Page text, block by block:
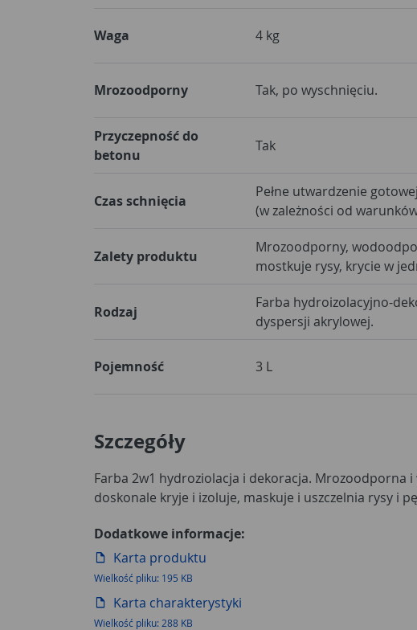
Waga 4 kg
Mrozoodporny Tak, po wyschnięciu.
Przyczepność do
betonu
Tak
Czas schnięcia
Pełne utwardzenie
Zalety produktu
Mrozoodporny,
mostkuje rysy, krycie w
Rodzaj
Farba hydroizolacyjno-
dyspersji akrylowej.
Pojemność 3 L
Szczegóły
Farba 2w1 hydroziolacja i dekoracja. Mrozoodporna
doskonale kryje i izoluje, maskuje i uszczelnia rysy i
Dodatkowe informacje:
Karta produktu
Wielkość pliku: 195 KB
Karta charakterystyki
Wielkość pliku: 288 KB